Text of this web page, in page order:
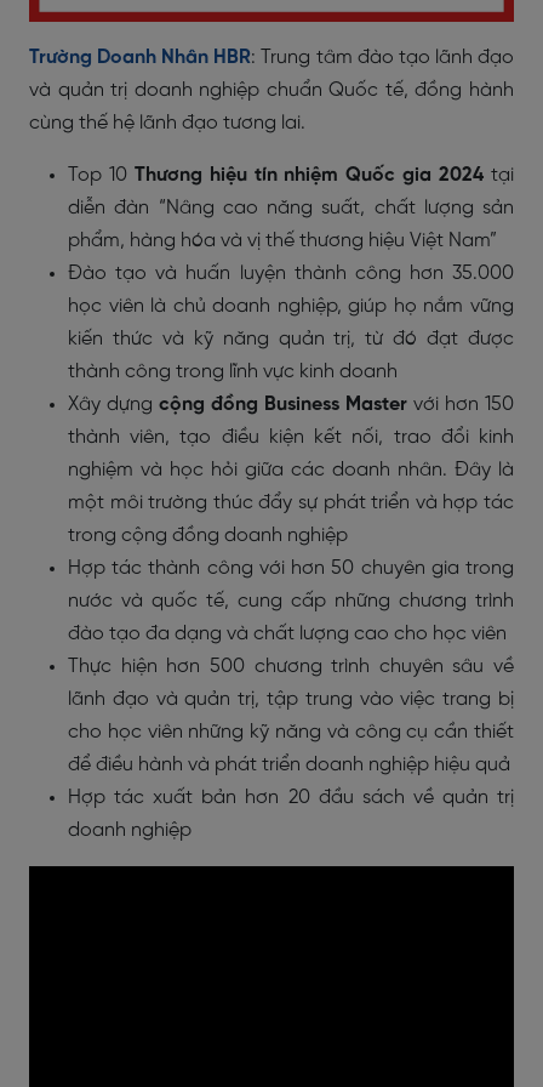
Trường Doanh Nhân HBR: Trung tâm đào tạo lãnh đạo
và quản trị doanh nghiệp chuẩn Quốc tế, đồng hành
cùng thế hệ lãnh đạo tương lai.
Top 10 Thương hiệu tín nhiệm Quốc gia 2024 tại
diễn đàn “Nâng cao năng suất, chất lượng sản
phẩm, hàng hóa và vị thế thương hiệu Việt Nam”
Đào tạo và huấn luyện thành công hơn 35.000
học viên là chủ doanh nghiệp, giúp họ nắm vững
kiến thức và kỹ năng quản trị, từ đó đạt được
thành công trong lĩnh vực kinh doanh
Xây dựng cộng đồng Business Master với hơn 150
thành viên, tạo điều kiện kết nối, trao đổi kinh
nghiệm và học hỏi giữa các doanh nhân. Đây là
một môi trường thúc đẩy sự phát triển và hợp tác
trong cộng đồng doanh nghiệp
Hợp tác thành công với hơn 50 chuyên gia trong
nước và quốc tế, cung cấp những chương trình
đào tạo đa dạng và chất lượng cao cho học viên
Thực hiện hơn 500 chương trình chuyên sâu về
lãnh đạo và quản trị, tập trung vào việc trang bị
cho học viên những kỹ năng và công cụ cần thiết
để điều hành và phát triển doanh nghiệp hiệu quả
Hợp tác xuất bản hơn 20 đầu sách về quản trị
doanh nghiệp